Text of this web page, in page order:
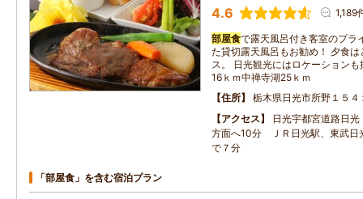
4.6 1,189
部屋食で露天風呂付き客室のプラ
た貸切露天風呂もお勧め！ 夕食
ス。 日光観光にはロケーション
16ｋｍ中禅寺湖25ｋｍ
住所
栃木県日光市所野１５４
アクセス
日光宇都宮道路日
方面へ10分 ＪＲ日光駅、東武日
で７分
「部屋食」を含む宿泊プラン